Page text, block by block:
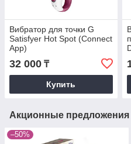
Вибратор для точки G
Satisfyer Hot Spot (Connect
App)
32 000 ₸
Купить
Акционные предложения
–50%